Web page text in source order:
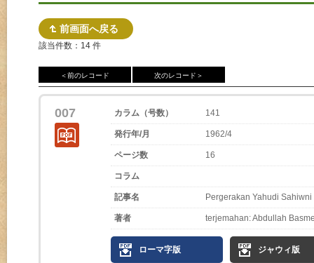
前画面へ戻る
該当件数：14 件
＜前のレコード 次のレコード＞
007 カラム（号数） 141
発行年/月 1962/4
ページ数 16
コラム
記事名 Pergerakan Yahudi
著者 terjemahan: Abdullah
ローマ字版 ジャウィ版